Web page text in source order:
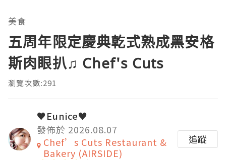
美食
五周年限定慶典乾式熟成黑安格
斯肉眼扒♫ Chef's Cuts
瀏覽次數:291
♥Eunice♥
發佈於 2026.08.07
Chef’s Cuts Restaurant &
Bakery (AIRSIDE)
追蹤